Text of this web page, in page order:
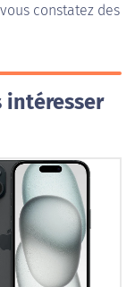
constatez des
intéresser